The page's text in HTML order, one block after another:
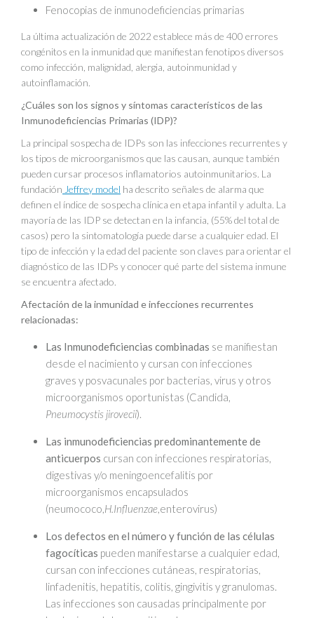
Fenocopias de inmunodeficiencias primarias
La última actualización de 2022 establece más de 400 errores
congénitos en la inmunidad que manifiestan fenotipos diversos
como infección, malignidad, alergia, autoinmunidad y
autoinflamación.
¿Cuáles son los signos y síntomas característicos de las
Inmunodeficiencias Primarias (IDP)?
La principal sospecha de IDPs son las infecciones recurrentes y
los tipos de microorganismos que las causan, aunque también
pueden cursar procesos inflamatorios autoinmunitarios. La
fundación Jeffrey model ha descrito señales de alarma que
definen el índice de sospecha clínica en etapa infantil y adulta. La
mayoría de las IDP se detectan en la infancia, (55% del total de
casos) pero la sintomatología puede darse a cualquier edad. El
tipo de infección y la edad del paciente son claves para orientar el
diagnóstico de las IDPs y conocer qué parte del sistema inmune
se encuentra afectado.
Afectación de la inmunidad e infecciones recurrentes
relacionadas:
Las Inmunodeficiencias combinadas se manifiestan
desde el nacimiento y cursan con infecciones
graves y posvacunales por bacterias, virus y otros
microorganismos oportunistas (Candida,
Pneumocystis jirovecii).
Las inmunodeficiencias predominantemente de
anticuerpos cursan con infecciones respiratorias,
digestivas y/o meningoencefalitis por
microorganismos encapsulados
(neumococo,H.Influenzae,enterovirus)
Los defectos en el número y función de las células
fagocíticas pueden manifestarse a cualquier edad,
cursan con infecciones cutáneas, respiratorias,
linfadenitis, hepatitis, colitis, gingivitis y granulomas.
Las infecciones son causadas principalmente por